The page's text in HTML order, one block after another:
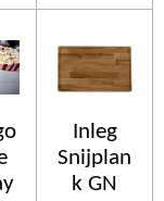
Inleg
Snijplan
k GN